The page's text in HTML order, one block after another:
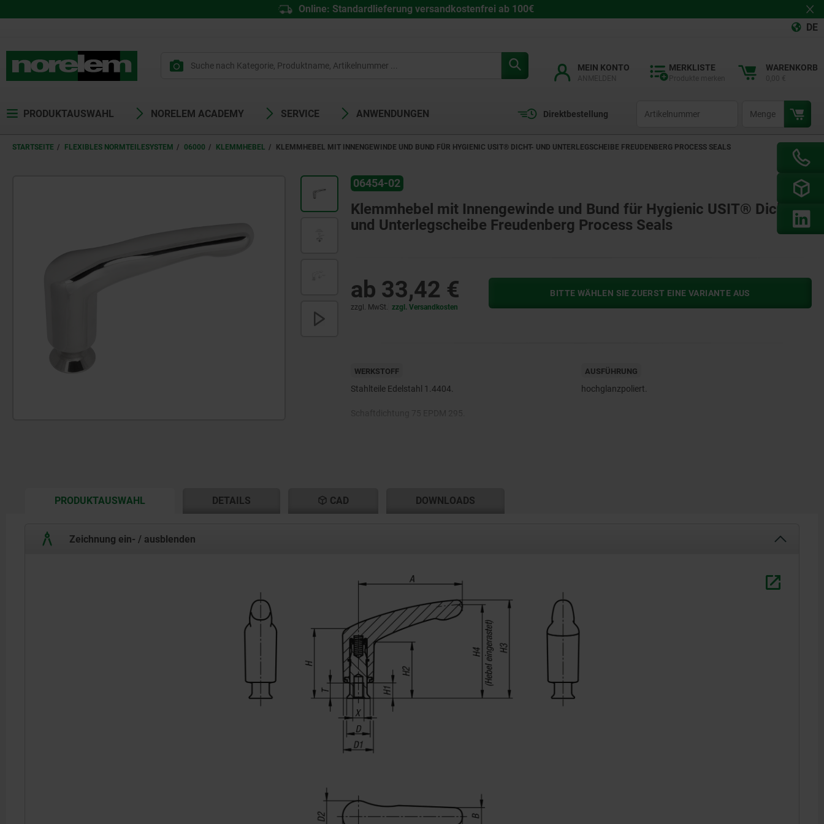
Online: Standardlieferung versandkostenfrei ab 100€
DE
MEIN KONTO MERKLISTE WARENKORB
PRODUKTAUSWAHL NORELEM ACADEMY SERVICE ANWENDUNGEN Direktbestellung
STARTSEITE FLEXIBLES NORMTEILESYSTEM 06000 KLEMMHEBEL KLEMMHEBEL MIT INNENGEWINDE UND BUND FÜR HYGIENIC USIT® DICHT- UND UNTERLEGSCHEIBE FREUDENBERG PROCESS SEALS
06454-02
Klemmhebel mit Innengewinde und Bund für Hygienic USIT® Dicht-
und Unterlegscheibe Freudenberg Process Seals
ab 33,42 €
zzgl. MwSt. zzgl. Versandkosten
BITTE WÄHLEN SIE ZUERST EINE VARIANTE AUS
WERKSTOFF
Stahlteile Edelstahl 1.4404.
AUSFÜHRUNG
hochglanzpoliert.
PRODUKTAUSWAHL DETAILS CAD DOWNLOADS
Zeichnung ein- / ausblenden